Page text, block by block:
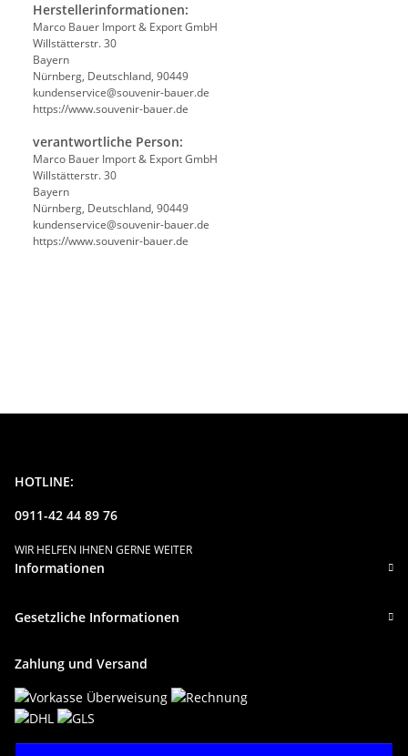
Herstellerinformationen:
Marco Bauer Import & Export GmbH
Willstätterstr. 30
Bayern
Nürnberg, Deutschland, 90449
kundenservice@souvenir-bauer.de
https://www.souvenir-bauer.de
verantwortliche Person:
Marco Bauer Import & Export GmbH
Willstätterstr. 30
Bayern
Nürnberg, Deutschland, 90449
kundenservice@souvenir-bauer.de
https://www.souvenir-bauer.de
HOTLINE:
0911-42 44 89 76
WIR HELFEN IHNEN GERNE WEITER
Informationen
Gesetzliche Informationen
Zahlung und Versand